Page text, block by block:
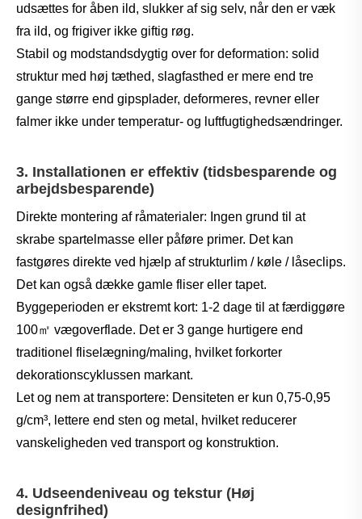
udsættes for åben ild, slukker af sig selv, når den er væk
fra ild, og frigiver ikke giftig røg.
Stabil og modstandsdygtig over for deformation: solid
struktur med høj tæthed, slagfasthed er mere end tre
gange større end gipsplader, deformeres, revner eller
falmer ikke under temperatur- og luftfugtighedsændringer.
3. Installationen er effektiv (tidsbesparende og
arbejdsbesparende)
Direkte montering af råmaterialer: Ingen grund til at
skrabe spartelmasse eller påføre primer. Det kan
fastgøres direkte ved hjælp af strukturlim / køle / låseclips.
Det kan også dække gamle fliser eller tapet.
Byggeperioden er ekstremt kort: 1-2 dage til at færdiggøre
100㎡ vægoverflade. Det er 3 gange hurtigere end
traditionel fliselægning/maling, hvilket forkorter
dekorationscyklussen markant.
Let og nem at transportere: Densiteten er kun 0,75-0,95
g/cm³, lettere end sten og metal, hvilket reducerer
vanskeligheden ved transport og konstruktion.
4. Udseendeniveau og tekstur (Høj
designfrihed)